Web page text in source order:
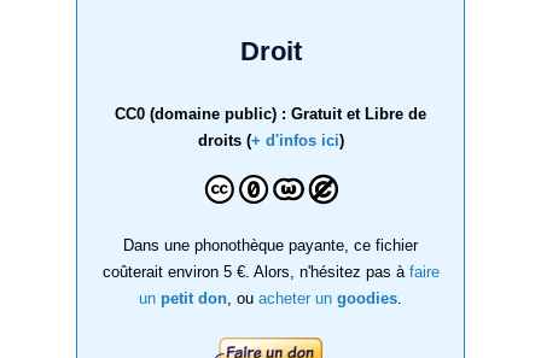
Droit
CC0 (domaine public) : Gratuit et Libre de
droits (+ d'infos ici)
Dans une phonothèque payante, ce fichier
coûterait environ 5 €. Alors, n'hésitez pas à faire
un petit don , ou acheter un goodies